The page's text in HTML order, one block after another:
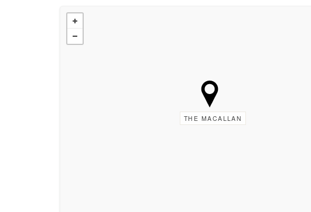
THE MACALLAN